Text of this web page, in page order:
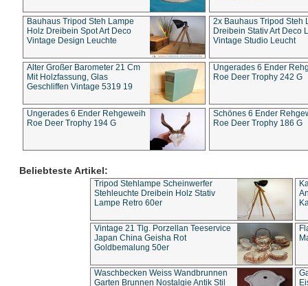
Bauhaus Tripod Steh Lampe
Holz Dreibein Spot Art Deco
Vintage Design Leuchte
2x Bauhaus Tripod Steh
Dreibein Stativ Art Deco
Vintage Studio Leucht
Alter Großer Barometer 21 Cm
Mit Holzfassung, Glas
Geschliffen Vintage 5319 19
Ungerades 6 Ender
Roe Deer Trophy 242 G
Ungerades 6 Ender Rehgeweih
Roe Deer Trophy 194 G
Schönes 6 Ender
Roe Deer Trophy 186 G
Beliebteste Artikel:
Tripod Stehlampe Scheinwerfer
Stehleuchte Dreibein Holz Stativ
Lampe Retro 60er
Vintage 21 Tlg. Porzellan Teeservice
Japan China Geisha Rot
Goldbemalung 50er
Waschbecken Weiss Wandbrunnen
Garten Brunnen Nostalgie Antik Stil